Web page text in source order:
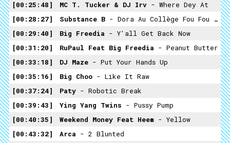
00:25:48
MC T. Tucker & DJ Irv - Where Dey At
00:28:27
Substance B - Dora Au Collège Fou Fou Fou
00:29:40
Big Freedia - Y'all Get Back Now
00:31:20
RuPaul Feat Big Freedia - Peanut Butter
00:33:18
DJ Maze - Put Your Hands Up
00:35:16
Big Choo - Like It Raw
00:37:24
Paty - Robotic Break
00:39:43
Ying Yang Twins - Pussy Pump
00:40:35
Weekend Money Feat Heem - Yellow
00:43:32
Arca - 2 Blunted